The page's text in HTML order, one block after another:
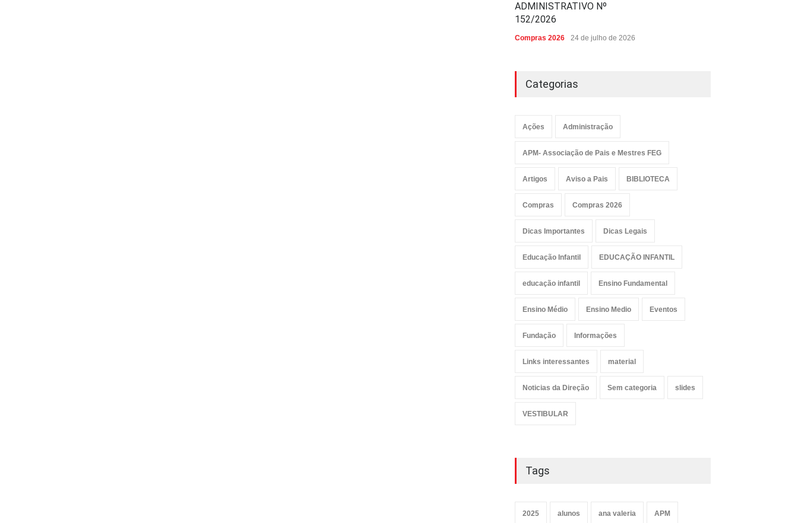
ADMINISTRATIVO Nº
152/2026
Compras 2026 24 de julho de 2026
Categorias
Ações Administração
APM- Associação de Pais e Mestres FEG
Artigos Aviso a Pais BIBLIOTECA
Compras Compras 2026
Dicas Importantes Dicas Legais
Educação Infantil EDUCAÇÃO INFANTIL
educação infantil Ensino Fundamental
Ensino Médio Ensino Medio Eventos
Fundação Informações
Links interessantes material
Noticias da Direção Sem categoria slides
VESTIBULAR
Tags
2025 alunos ana valeria APM